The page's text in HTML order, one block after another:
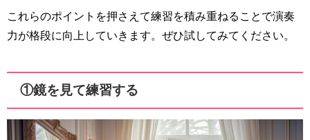
これらのポイントを押さえて練習を積み重ねることで演奏
力が格段に向上していきます。ぜひ試してみてください。
①鏡を見て練習する